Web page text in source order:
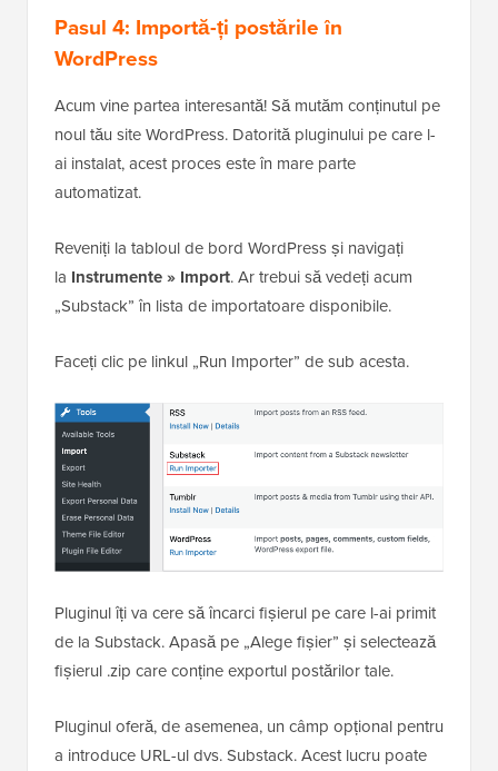
Pasul 4: Importă-ți postările în
WordPress
Acum vine partea interesantă! Să mutăm conținutul pe
noul tău site WordPress. Datorită pluginului pe care l-
ai instalat, acest proces este în mare parte
automatizat.
Reveniți la tabloul de bord WordPress și navigați
la Instrumente » Import. Ar trebui să vedeți acum
„Substack” în lista de importatoare disponibile.
Faceți clic pe linkul „Run Importer” de sub acesta.
Pluginul îți va cere să încarci fișierul pe care l-ai primit
de la Substack. Apasă pe „Alege fișier” și selectează
fișierul .zip care conține exportul postărilor tale.
Pluginul oferă, de asemenea, un câmp opțional pentru
a introduce URL-ul dvs. Substack. Acest lucru poate